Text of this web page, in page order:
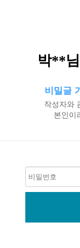
박**
비밀글
작성자와
본인이